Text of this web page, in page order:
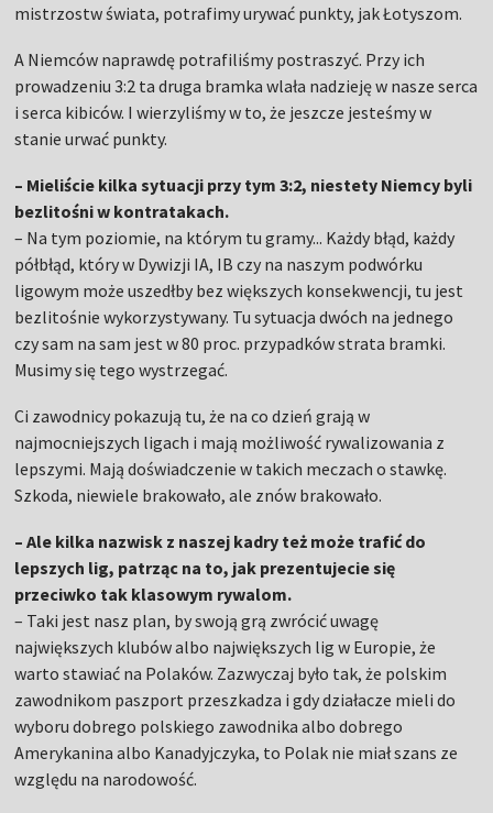
mistrzostw świata, potrafimy urywać punkty, jak Łotyszom.
A Niemców naprawdę potrafiliśmy postraszyć. Przy ich
prowadzeniu 3:2 ta druga bramka wlała nadzieję w nasze serca
i serca kibiców. I wierzyliśmy w to, że jeszcze jesteśmy w
stanie urwać punkty.
– Mieliście kilka sytuacji przy tym 3:2, niestety Niemcy byli
bezlitośni w kontratakach.
– Na tym poziomie, na którym tu gramy... Każdy błąd, każdy
półbłąd, który w Dywizji IA, IB czy na naszym podwórku
ligowym może uszedłby bez większych konsekwencji, tu jest
bezlitośnie wykorzystywany. Tu sytuacja dwóch na jednego
czy sam na sam jest w 80 proc. przypadków strata bramki.
Musimy się tego wystrzegać.
Ci zawodnicy pokazują tu, że na co dzień grają w
najmocniejszych ligach i mają możliwość rywalizowania z
lepszymi. Mają doświadczenie w takich meczach o stawkę.
Szkoda, niewiele brakowało, ale znów brakowało.
– Ale kilka nazwisk z naszej kadry też może trafić do
lepszych lig, patrząc na to, jak prezentujecie się
przeciwko tak klasowym rywalom.
– Taki jest nasz plan, by swoją grą zwrócić uwagę
największych klubów albo największych lig w Europie, że
warto stawiać na Polaków. Zazwyczaj było tak, że polskim
zawodnikom paszport przeszkadza i gdy działacze mieli do
wyboru dobrego polskiego zawodnika albo dobrego
Amerykanina albo Kanadyjczyka, to Polak nie miał szans ze
względu na narodowość.